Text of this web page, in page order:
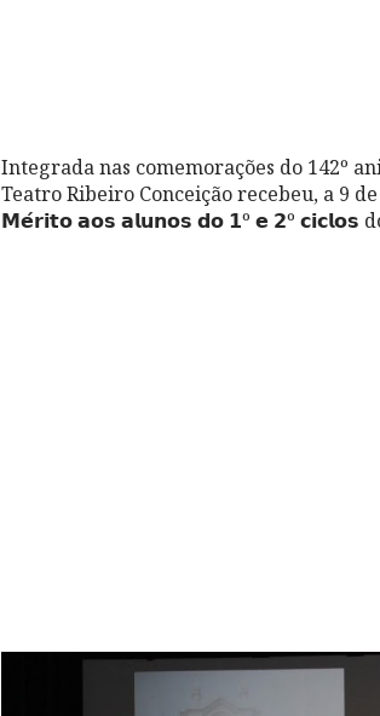
Integrada nas comemorações do 142º
Teatro Ribeiro Conceição recebeu, a 9
𝗠𝗲́𝗿𝗶𝘁𝗼 𝗮𝗼𝘀 𝗮𝗹𝘂𝗻𝗼𝘀 𝗱𝗼 𝟭º 𝗲 𝟮º 𝗰𝗶𝗰𝗹𝗼𝘀